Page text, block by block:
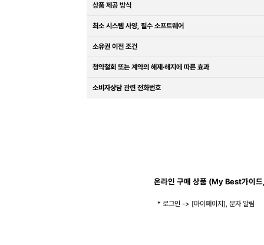
상품 제공 방식
최소 시스템 사양, 필수 소프트웨어
소유권 이전 조건
청약철회 또는 계약의 해제·해지에 따른 효과
소비자상담 관련 전화번호
온라인 구매 상품 (My Best가이
* 로그인 -> [마이페이지], 문자 알림